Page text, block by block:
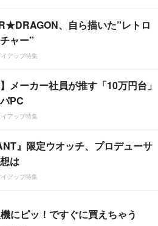
、自ら描いた”レトロ
ャー”
アップ特集
】メーカー社員が推す「10万円台」
PC
アップ特集
』限定ウオッチ、プロデューサ
は
アップ特集
にピッ！ですぐに買えちゃう